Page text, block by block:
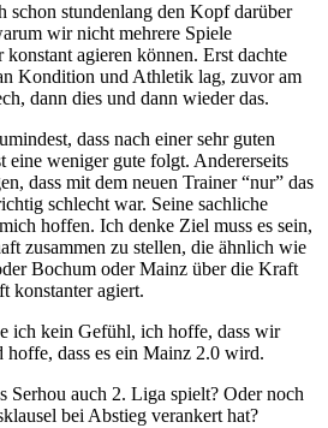
schon stundenlang den Kopf darüber
wir nicht mehrere Spiele
konstant agieren können. Erst dachte
Kondition und Athletik lag, zuvor am
dann dies und dann wieder das.
dass nach einer sehr guten
eine weniger gute folgt. Andererseits
dass mit dem neuen Trainer “nur” das
schlecht war. Seine sachliche
hoffen. Ich denke Ziel muss es sein,
zusammen zu stellen, die ähnlich wie
Bochum oder Mainz über die Kraft
konstanter agiert.
ich kein Gefühl, ich hoffe, dass wir
hoffe, dass es ein Mainz 2.0 wird.
Serhou auch 2. Liga spielt? Oder noch
bei Abstieg verankert hat?